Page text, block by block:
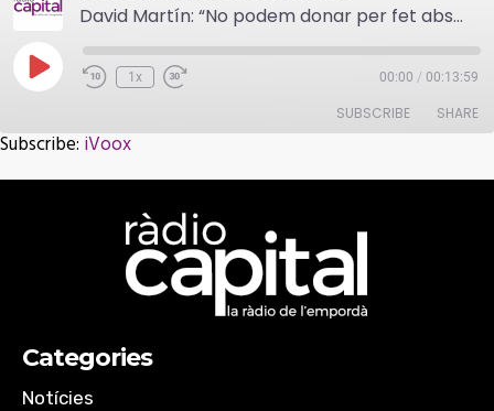
David Martín: “No podem donar per fet absolutament cap dels drets que hem arribat a conquerir”
Play
Episode
1x 00:00 / 00:13:59
SUBSCRIBE SHARE
iVoox
SHARE
EMBED
Subscribe: iVoox
Categories
Notícies